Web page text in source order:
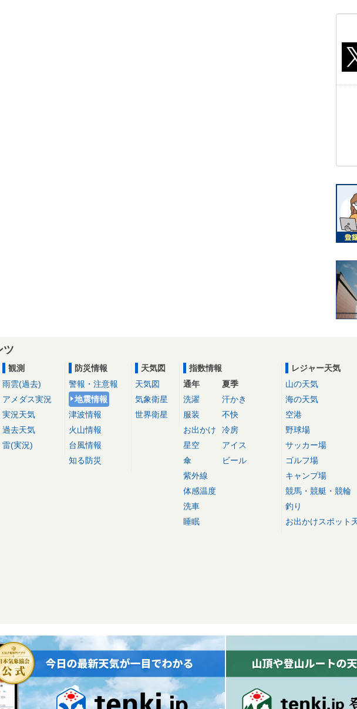
ツ
観測
雨雲(過去)
アメダス実況
実況天気
過去天気
雷(実況)
防災情報
警報・注意報
地震情報
津波情報
火山情報
台風情報
知る防災
天気図
天気図
気象衛星
世界衛星
指数情報
通年
洗濯
服装
お出かけ
星空
傘
紫外線
体感温度
洗車
睡眠
夏季
汗かき
不快
冷房
アイス
ビール
レジャー天気
山の天気
海の天気
空港
野球場
サッカー場
ゴルフ場
キャンプ場
競馬・競艇・競輪
釣り
お出かけスポット